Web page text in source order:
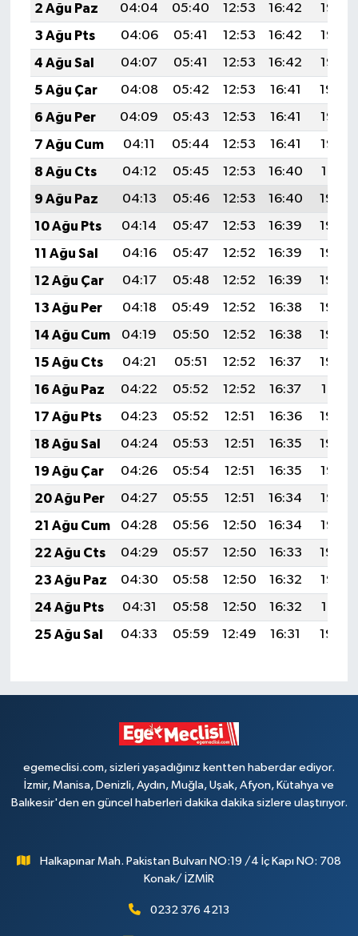
2 Ağu Paz
04:04 05:40 12:53 16:42
19:57
3 Ağu Pts
04:06 05:41 12:53 16:42
19:56
4 Ağu Sal
04:07 05:41 12:53 16:42
19:55
5 Ağu Çar
04:08 05:42 12:53 16:41
19:54
6 Ağu Per
04:09 05:43 12:53 16:41
19:53
7 Ağu Cum
04:11 05:44 12:53 16:41
19:52
8 Ağu Cts
04:12 05:45 12:53 16:40
19:51
9 Ağu Paz
04:13 05:46 12:53 16:40
19:50
10 Ağu Pts
04:14 05:47 12:53 16:39
19:49
11 Ağu Sal
04:16 05:47 12:52 16:39
19:48
12 Ağu Çar
04:17 05:48 12:52 16:39
19:46
13 Ağu Per
04:18 05:49 12:52 16:38
19:45
14 Ağu Cum
04:19 05:50 12:52 16:38
19:44
15 Ağu Cts
04:21 05:51 12:52 16:37
19:43
16 Ağu Paz
04:22 05:52 12:52 16:37
19:41
17 Ağu Pts
04:23 05:52 12:51 16:36
19:40
18 Ağu Sal
04:24 05:53 12:51 16:35
19:39
19 Ağu Çar
04:26 05:54 12:51 16:35
19:38
20 Ağu Per
04:27 05:55 12:51 16:34
19:36
21 Ağu Cum
04:28 05:56 12:50 16:34
19:35
22 Ağu Cts
04:29 05:57 12:50 16:33
19:34
23 Ağu Paz
04:30 05:58 12:50 16:32
19:32
24 Ağu Pts
04:31 05:58 12:50 16:32
19:31
25 Ağu Sal
04:33 05:59 12:49 16:31 19:29
egemeclisi.com, sizleri yaşadığınız kentten haberdar ediyor.
İzmir, Manisa, Denizli, Aydın, Muğla, Uşak, Afyon, Kütahya ve
Balıkesir'den en güncel haberleri dakika dakika sizlere ulaştırıyor.
Halkapınar Mah. Pakistan Bulvarı NO:19 /4 İç Kapı NO: 708
Konak/ İZMİR
0232 376 4213